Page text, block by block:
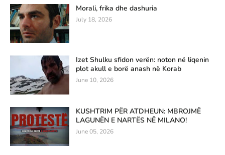
Morali, frika dhe dashuria
July 18, 2026
Izet Shulku sfidon verën: noton në liqenin
plot akull e borë anash në Korab
June 10, 2026
KUSHTRIM PËR ATDHEUN: MBROJMË
LAGUNËN E NARTËS NË MILANO!
June 05, 2026